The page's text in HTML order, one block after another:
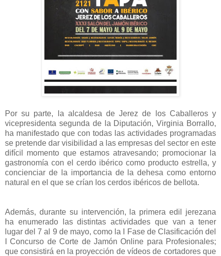
Por su parte, la alcaldesa de Jerez de los Caballeros y
vicepresidenta segunda de la Diputación, Virginia Borrallo,
ha manifestado que con todas las actividades programadas
se pretende dar visibilidad a las empresas del sector en este
difícil momento que estamos atravesando; promocionar la
gastronomía con el cerdo ibérico como producto estrella, y
concienciar de la importancia de la dehesa como entorno
natural en el que se crían los cerdos ibéricos de bellota.
Además, durante su intervención, la primera edil jerezana
ha enumerado las distintas actividades que van a tener
lugar del 7 al 9 de mayo, como la I Fase de Clasificación del
I Concurso de Corte de Jamón Online para Profesionales;
que consistirá en la proyección de vídeos de cortadores que